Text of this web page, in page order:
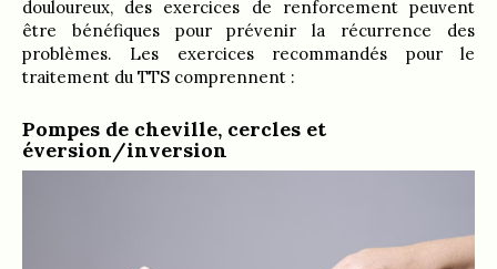
douloureux, des exercices de renforcement peuvent
être bénéfiques pour prévenir la récurrence des
problèmes. Les exercices recommandés pour le
traitement du TTS comprennent :
Pompes de cheville, cercles et
éversion/inversion